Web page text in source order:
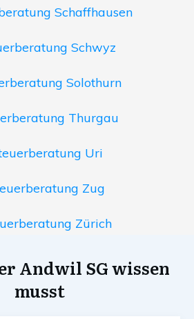
Schaffhausen
Schwyz
Solothurn
Thurgau
Uri
Zug
Zürich
Andwil SG wissen
musst